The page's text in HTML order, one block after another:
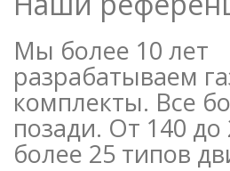
Мы более 10 лет
разрабатываем
комплекты. Все
позади. От 140 до
более 25 типов